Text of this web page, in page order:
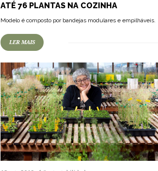
ATÉ 76 PLANTAS NA COZINHA
Modelo é composto por bandejas modulares e empilháveis.
LER MAIS
82 1067